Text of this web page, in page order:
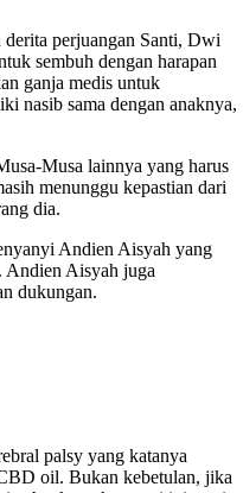
derita perjuangan Santi, Dwi
sembuh dengan harapan
ganja medis untuk
nasib sama dengan anaknya,
Musa lainnya yang harus
menunggu kepastian dari
dia.
Andien Aisyah yang
Andien Aisyah juga
dukungan.
palsy yang katanya
oil. Bukan kebetulan, jika